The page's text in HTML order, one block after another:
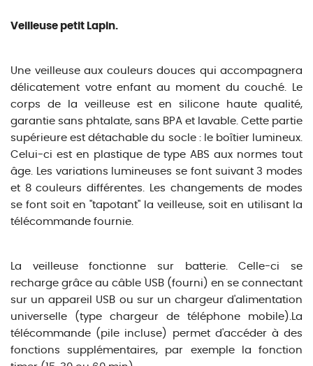
Veilleuse petit Lapin.
Une veilleuse aux couleurs douces qui accompagnera
délicatement votre enfant au moment du couché. Le
corps de la veilleuse est en silicone haute qualité,
garantie sans phtalate, sans BPA et lavable. Cette partie
supérieure est détachable du socle : le boîtier lumineux.
Celui-ci est en plastique de type ABS aux normes tout
âge. Les variations lumineuses se font suivant 3 modes
et 8 couleurs différentes. Les changements de modes
se font soit en "tapotant" la veilleuse, soit en utilisant la
télécommande fournie.
La veilleuse fonctionne sur batterie. Celle-ci se
recharge grâce au câble USB (fourni) en se connectant
sur un appareil USB ou sur un chargeur d'alimentation
universelle (type chargeur de téléphone mobile).La
télécommande (pile incluse) permet d'accéder à des
fonctions supplémentaires, par exemple la fonction